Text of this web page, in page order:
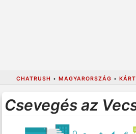
CHATRUSH • MAGYARORSZÁG •
Csevegés az